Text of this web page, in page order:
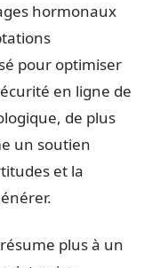
hormonaux
pour optimiser
en ligne de
de plus
un soutien
et la
plus à un